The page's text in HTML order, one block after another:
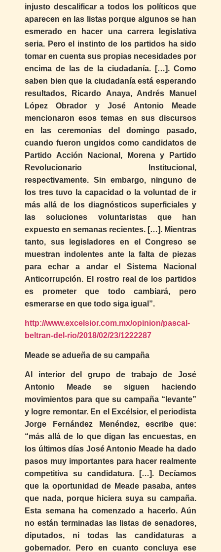
injusto descalificar a todos los políticos que
aparecen en las listas porque algunos se han
esmerado en hacer una carrera legislativa
seria. Pero el instinto de los partidos ha sido
tomar en cuenta sus propias necesidades por
encima de las de la ciudadanía. […]. Como
saben bien que la ciudadanía está esperando
resultados, Ricardo Anaya, Andrés Manuel
López Obrador y José Antonio Meade
mencionaron esos temas en sus discursos
en las ceremonias del domingo pasado,
cuando fueron ungidos como candidatos de
Partido Acción Nacional, Morena y Partido
Revolucionario Institucional,
respectivamente. Sin embargo, ninguno de
los tres tuvo la capacidad o la voluntad de ir
más allá de los diagnósticos superficiales y
las soluciones voluntaristas que han
expuesto en semanas recientes. […]. Mientras
tanto, sus legisladores en el Congreso se
muestran indolentes ante la falta de piezas
para echar a andar el Sistema Nacional
Anticorrupción. El rostro real de los partidos
es prometer que todo cambiará, pero
esmerarse en que todo siga igual”.
http://www.excelsior.com.mx/opinion/pascal-
beltran-del-rio/2018/02/23/1222287
Meade se adueña de su campaña
Al interior del grupo de trabajo de José
Antonio Meade se siguen haciendo
movimientos para que su campaña “levante”
y logre remontar. En el Excélsior, el periodista
Jorge Fernández Menéndez, escribe que:
“más allá de lo que digan las encuestas, en
los últimos días José Antonio Meade ha dado
pasos muy importantes para hacer realmente
competitiva su candidatura. […]. Decíamos
que la oportunidad de Meade pasaba, antes
que nada, porque hiciera suya su campaña.
Esta semana ha comenzado a hacerlo. Aún
no están terminadas las listas de senadores,
diputados, ni todas las candidaturas a
gobernador. Pero en cuanto concluya ese